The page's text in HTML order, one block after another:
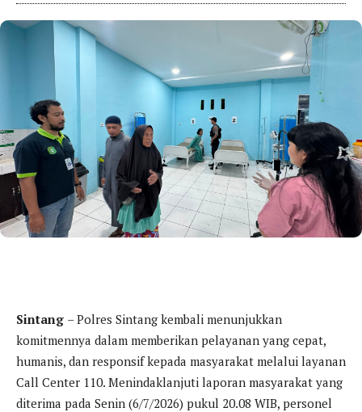
Sintang – Polres Sintang kembali menunjukkan
komitmennya dalam memberikan pelayanan yang cepat,
humanis, dan responsif kepada masyarakat melalui layanan
Call Center 110. Menindaklanjuti laporan masyarakat yang
diterima pada Senin (6/7/2026) pukul 20.08 WIB, personel